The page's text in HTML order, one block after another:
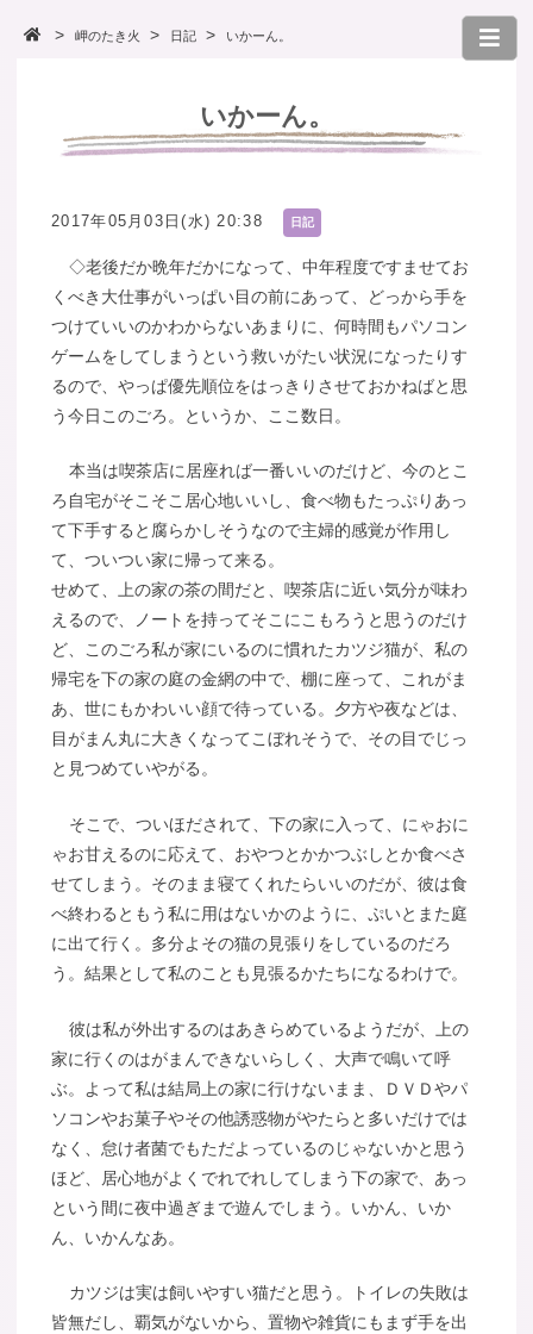
岬のたき火 日記 いかーん。
いかーん。
2017年05月03日(水) 20:38 日記
◇老後だか晩年だかになって、中年程度ですませてお
くべき大仕事がいっぱい目の前にあって、どっから手を
つけていいのかわからないあまりに、何時間もパソコン
ゲームをしてしまうという救いがたい状況になったりす
るので、やっぱ優先順位をはっきりさせておかねばと思
う今日このごろ。というか、ここ数日。
本当は喫茶店に居座れば一番いいのだけど、今のとこ
ろ自宅がそこそこ居心地いいし、食べ物もたっぷりあっ
て下手すると腐らかしそうなので主婦的感覚が作用し
て、ついつい家に帰って来る。
せめて、上の家の茶の間だと、喫茶店に近い気分が味わ
えるので、ノートを持ってそこにこもろうと思うのだけ
ど、このごろ私が家にいるのに慣れたカツジ猫が、私の
帰宅を下の家の庭の金網の中で、棚に座って、これがま
あ、世にもかわいい顔で待っている。夕方や夜などは、
目がまん丸に大きくなってこぼれそうで、その目でじっ
と見つめていやがる。
そこで、ついほだされて、下の家に入って、にゃおに
ゃお甘えるのに応えて、おやつとかかつぶしとか食べさ
せてしまう。そのまま寝てくれたらいいのだが、彼は食
べ終わるともう私に用はないかのように、ぷいとまた庭
に出て行く。多分よその猫の見張りをしているのだろ
う。結果として私のことも見張るかたちになるわけで。
彼は私が外出するのはあきらめているようだが、上の
家に行くのはがまんできないらしく、大声で鳴いて呼
ぶ。よって私は結局上の家に行けないまま、ＤＶＤやパ
ソコンやお菓子やその他誘惑物がやたらと多いだけでは
なく、怠け者菌でもただよっているのじゃないかと思う
ほど、居心地がよくでれでれしてしまう下の家で、あっ
という間に夜中過ぎまで遊んでしまう。いかん、いか
ん、いかんなあ。
カツジは実は飼いやすい猫だと思う。トイレの失敗は
皆無だし、覇気がないから、置物や雑貨にもまず手を出